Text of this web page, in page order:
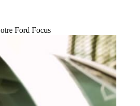
Ford Focus